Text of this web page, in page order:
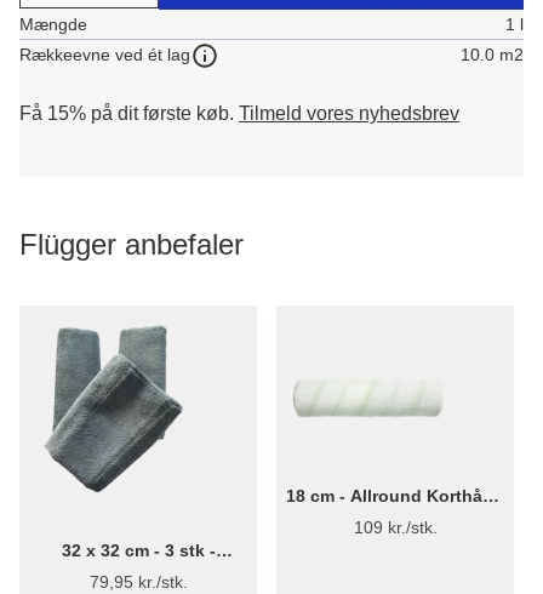
Mængde
1 l
Rækkeevne ved ét lag
10.0 m2
Få 15% på dit første køb. Tilmeld vores nyhedsbrev
Flügger anbefaler
32 x 32 cm - 3 stk -
Mikrofiberklude - 3 stk.
79,95 kr./stk.
18 cm - Allround Korthåret
Malerrulle Microlon -
Flügger
109 kr./stk.